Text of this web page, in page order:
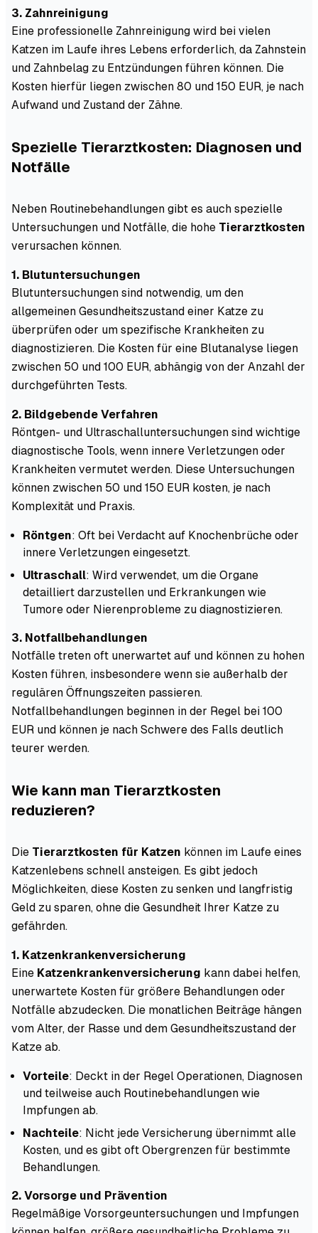
3. Zahnreinigung
Eine professionelle Zahnreinigung wird bei vielen
Katzen im Laufe ihres Lebens erforderlich, da Zahnstein
und Zahnbelag zu Entzündungen führen können. Die
Kosten hierfür liegen zwischen 80 und 150 EUR, je nach
Aufwand und Zustand der Zähne.
Spezielle Tierarztkosten: Diagnosen und
Notfälle
Neben Routinebehandlungen gibt es auch spezielle
Untersuchungen und Notfälle, die hohe Tierarztkosten
verursachen können.
1. Blutuntersuchungen
Blutuntersuchungen sind notwendig, um den
allgemeinen Gesundheitszustand einer Katze zu
überprüfen oder um spezifische Krankheiten zu
diagnostizieren. Die Kosten für eine Blutanalyse liegen
zwischen 50 und 100 EUR, abhängig von der Anzahl der
durchgeführten Tests.
2. Bildgebende Verfahren
Röntgen- und Ultraschalluntersuchungen sind wichtige
diagnostische Tools, wenn innere Verletzungen oder
Krankheiten vermutet werden. Diese Untersuchungen
können zwischen 50 und 150 EUR kosten, je nach
Komplexität und Praxis.
Röntgen: Oft bei Verdacht auf Knochenbrüche oder
innere Verletzungen eingesetzt.
Ultraschall: Wird verwendet, um die Organe
detailliert darzustellen und Erkrankungen wie
Tumore oder Nierenprobleme zu diagnostizieren.
3. Notfallbehandlungen
Notfälle treten oft unerwartet auf und können zu hohen
Kosten führen, insbesondere wenn sie außerhalb der
regulären Öffnungszeiten passieren.
Notfallbehandlungen beginnen in der Regel bei 100
EUR und können je nach Schwere des Falls deutlich
teurer werden.
Wie kann man Tierarztkosten
reduzieren?
Die Tierarztkosten für Katzen können im Laufe eines
Katzenlebens schnell ansteigen. Es gibt jedoch
Möglichkeiten, diese Kosten zu senken und langfristig
Geld zu sparen, ohne die Gesundheit Ihrer Katze zu
gefährden.
1. Katzenkrankenversicherung
Eine Katzenkrankenversicherung kann dabei helfen,
unerwartete Kosten für größere Behandlungen oder
Notfälle abzudecken. Die monatlichen Beiträge hängen
vom Alter, der Rasse und dem Gesundheitszustand der
Katze ab.
Vorteile: Deckt in der Regel Operationen, Diagnosen
und teilweise auch Routinebehandlungen wie
Impfungen ab.
Nachteile: Nicht jede Versicherung übernimmt alle
Kosten, und es gibt oft Obergrenzen für bestimmte
Behandlungen.
2. Vorsorge und Prävention
Regelmäßige Vorsorgeuntersuchungen und Impfungen